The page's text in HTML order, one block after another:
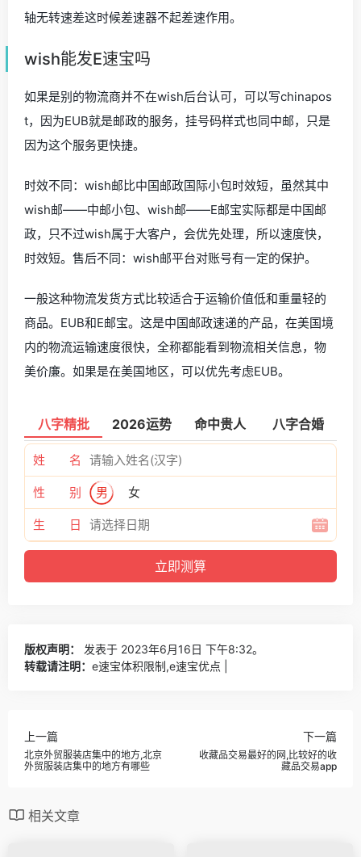
轴无转速差这时候差速器不起差速作用。
wish能发E速宝吗
如果是别的物流商并不在wish后台认可，可以写chinapos
t，因为EUB就是邮政的服务，挂号码样式也同中邮，只是
因为这个服务更快捷。
时效不同：wish邮比中国邮政国际小包时效短，虽然其中
wish邮——中邮小包、wish邮——E邮宝实际都是中国邮
政，只不过wish属于大客户，会优先处理，所以速度快，
时效短。售后不同：wish邮平台对账号有一定的保护。
一般这种物流发货方式比较适合于运输价值低和重量轻的
商品。EUB和E邮宝。这是中国邮政速递的产品，在美国境
内的物流运输速度很快，全称都能看到物流相关信息，物
美价廉。如果是在美国地区，可以优先考虑EUB。
八字精批 2026运势 命中贵人 八字合婚
姓 名
性 别 男 女
生 日
版权声明：
发表于 2023年6月16日 下午8:32。
转载请注明： e速宝体积限制,e速宝优点 |
上一篇
北京外贸服装店集中的地方,北京
外贸服装店集中的地方有哪些
下一篇
收藏品交易最好的网,比较好的收
藏品交易app
相关文章